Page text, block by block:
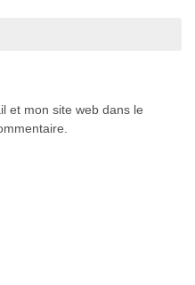
et mon site web dans le